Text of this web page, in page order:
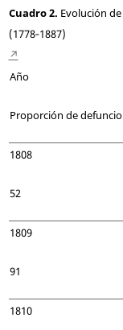
Cuadro 2. Evolución
(1778‑1887)
↗
Año
Proporción de
1808
52
1809
91
1810